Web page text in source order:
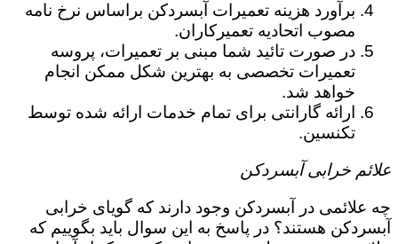
برآورد هزینه تعمیرات آبسردکن براساس نرخ نامه
مصوب اتحادیه تعمیرکاران.
در صورت تائید شما مبنی بر تعمیرات، پروسه
تعمیرات تخصصی به بهترین شکل ممکن انجام
خواهد شد.
ارائه گارانتی برای تمام خدمات ارائه شده توسط
تکنسین.
علائم خرابی آبسردکن
چه علائمی در آبسردکن وجود دارند که گویای خرابی
آبسردکن هستند؟ در پاسخ به این سوال باید بگوییم که